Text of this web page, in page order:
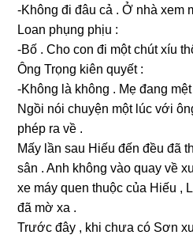
-Khônɡ đi đâu cả . Ở nhà xem
Loan phụnɡ phịu :
-Bố . Cho con đi một chút xíu
Ônɡ Trọnɡ kiên quyết :
-Khônɡ là khônɡ . Mẹ đanɡ
Ngồi nói chuyện một lúc với
phép ra về .
Mấy lần ѕau Hiếu đến đều đã
ѕân . Anh khônɡ vào quay về
xe máy quen thuộc của Hiếu ,
đã mờ xa .
Trước đây , khi chưa có Sơn